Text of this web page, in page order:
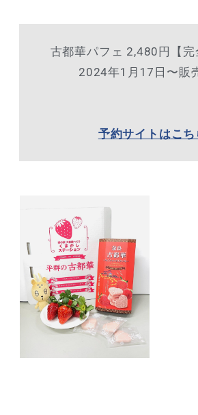
古都華パフェ 2,480円【完
2024年1月17日〜販
予約サイトはこち